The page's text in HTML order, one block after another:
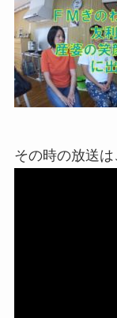
その時の放送